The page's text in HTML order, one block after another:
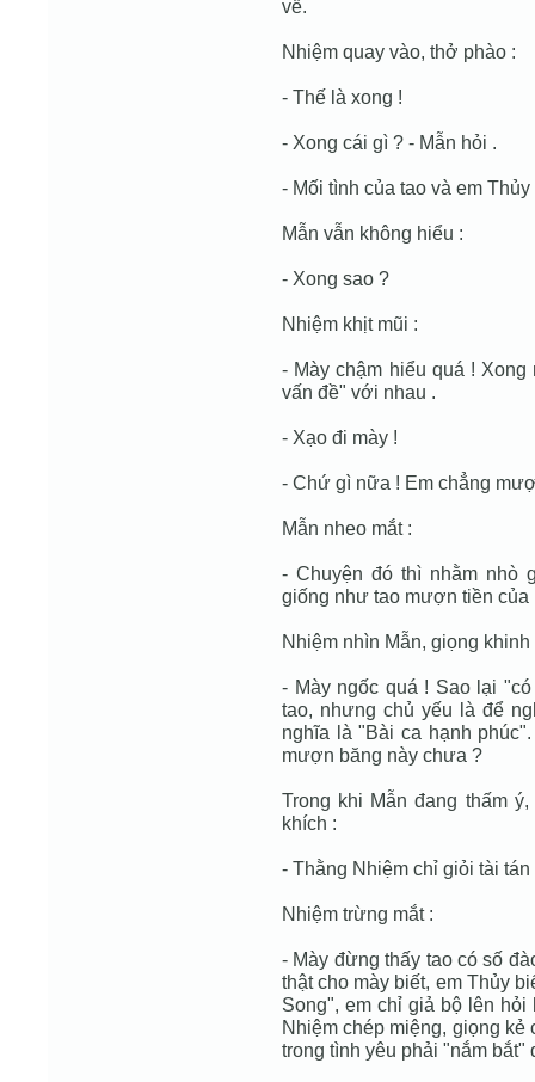
về.
Nhiệm quay vào, thở phào :
- Thế là xong !
- Xong cái gì ? - Mẫn hỏi .
- Mối tình của tao và em Thủy
Mẫn vẫn không hiểu :
- Xong sao ?
Nhiệm khịt mũi :
- Mày chậm hiểu quá !
vấn đề" với nhau .
- Xạo đi mày !
- Chứ gì nữa ! Em chẳng
Mẫn nheo mắt :
- Chuyện đó thì nhằm nhò
giống như tao mượn tiền của
Nhiệm nhìn Mẫn, giọng khinh
- Mày ngốc quá ! Sao lại
tao, nhưng chủ yếu là để
nghĩa là "Bài ca hạnh
mượn băng này chưa ?
Trong khi Mẫn đang thấm
khích :
- Thằng Nhiệm chỉ giỏi tài tán
Nhiệm trừng mắt :
- Mày đừng thấy tao có số
thật cho mày biết, em Thủy
Song", em chỉ giả bộ lên
Nhiệm chép miệng, giọng kẻ
trong tình yêu phải "nắm